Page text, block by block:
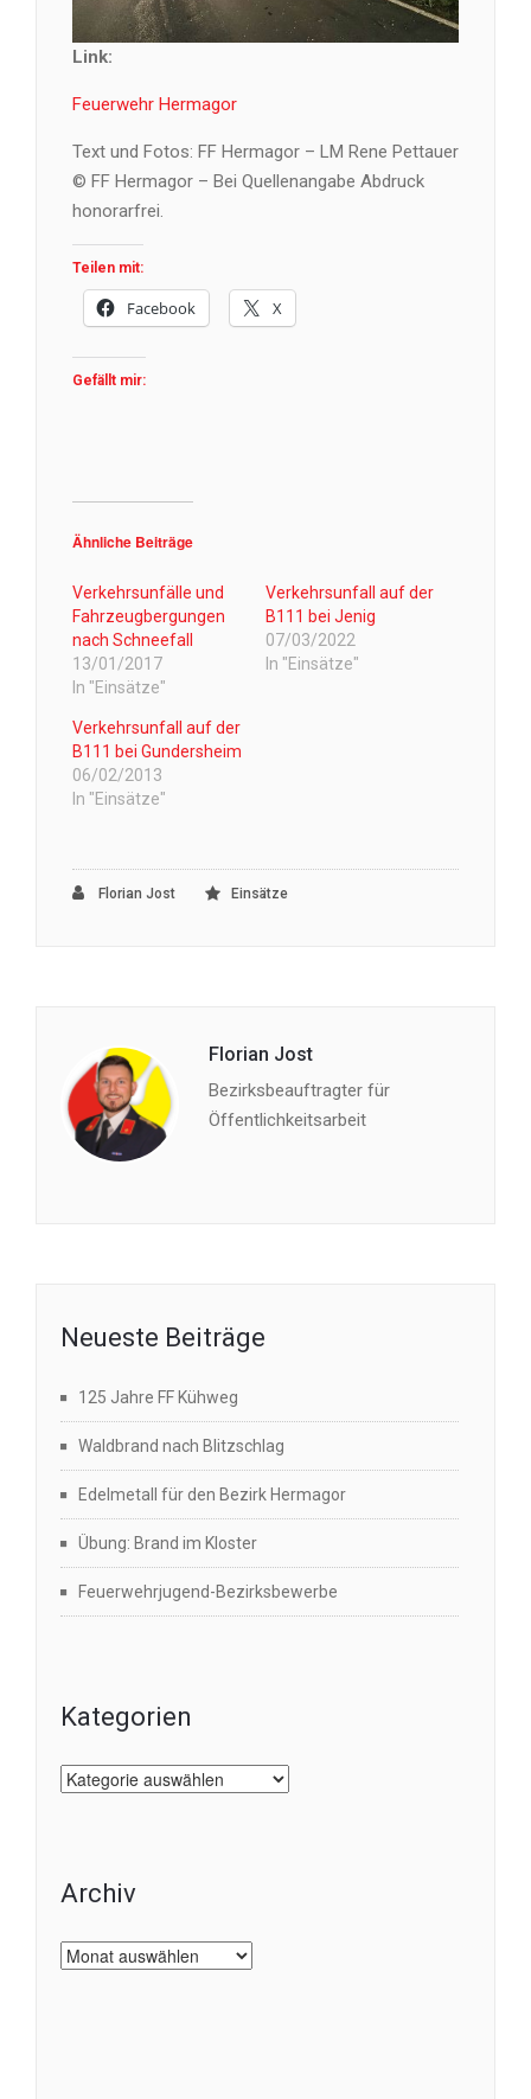
Link:
Feuerwehr Hermagor
Text und Fotos: FF Hermagor – LM Rene Pettauer
© FF Hermagor – Bei Quellenangabe Abdruck
honorarfrei.
Teilen mit:
Facebook X
Gefällt mir:
Ähnliche Beiträge
Verkehrsunfälle und
Fahrzeugbergungen
nach Schneefall
13/01/2017
In "Einsätze"
Verkehrsunfall auf der
B111 bei Jenig
07/03/2022
In "Einsätze"
Verkehrsunfall auf der
B111 bei Gundersheim
06/02/2013
In "Einsätze"
Florian Jost Einsätze
Florian Jost
Bezirksbeauftragter für
Öffentlichkeitsarbeit
Neueste Beiträge
125 Jahre FF Kühweg
Waldbrand nach Blitzschlag
Edelmetall für den Bezirk Hermagor
Übung: Brand im Kloster
Feuerwehrjugend-Bezirksbewerbe
Kategorien
Kategorien
Archiv
Archiv